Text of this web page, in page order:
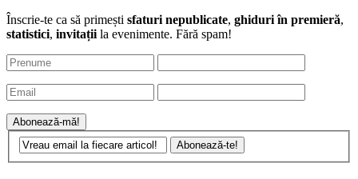
Înscrie-te ca să primești sfaturi nepublicate, ghiduri în premieră,
statistici, invitațiila evenimente. Fără spam!